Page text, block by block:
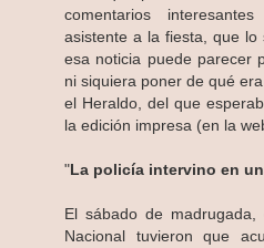
comentarios
asistente a la fiesta, que
esa noticia puede parecer
ni siquiera poner de qué
el Heraldo, del que
la edición impresa (en la
"La policía intervino en
El sábado de
Nacional tuvieron que